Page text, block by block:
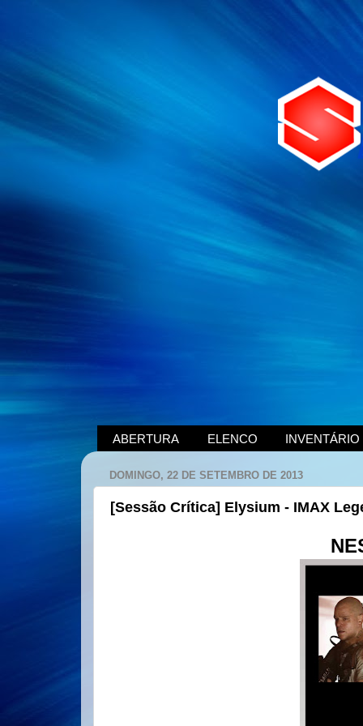
ABERTURA ELENCO INVENTÁRIO
DOMINGO, 22 DE SETEMBRO DE 2013
[Sessão Crítica] Elysium - IMAX